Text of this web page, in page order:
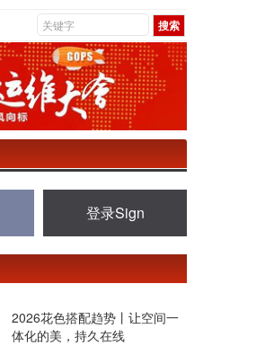
登录Sign
2026花色搭配趋势丨让空间一
体化的美，持久在线